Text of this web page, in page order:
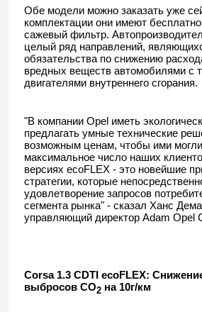
Обе модели можно заказать уже
комплектации они имеют
сажевый фильтр.
целый ряд направлений,
обязательства по снижению
вредных веществ автомобилями с
двигателями внутреннего сгорания.
"В компании Opel иметь
предлагать умные технические
возможным ценам, чтобы ими
максимальное число наших
версиях ecoFLEX - это новейшие
стратегии, которые
удовлетворение запросов
сегмента рынка" - сказал Ханс
управляющий директор Adam Opel
Corsa1.3 CDTI ecoFLEX:
выбросов CO2 на 10г/км